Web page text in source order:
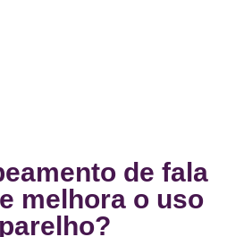
de fala
melhora o uso